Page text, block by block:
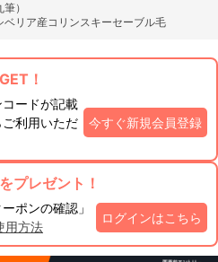
）
リア産コリンスキーセーブル毛
！
ードが記載
利用いただ
今すぐ新規会員登録
プレゼント！
ポンの確認」
用方法
ログインはこちら